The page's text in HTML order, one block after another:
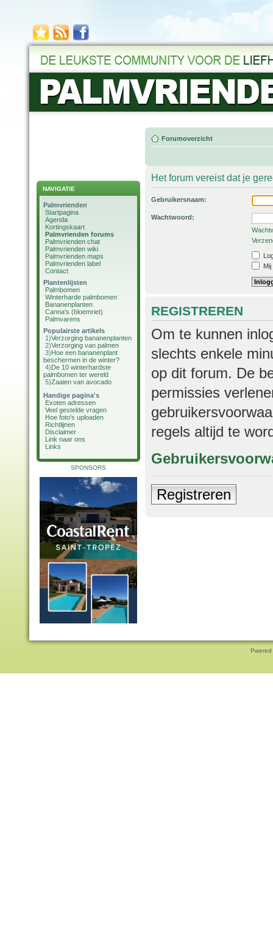
NAVIGATIE
Palmvrienden
Startpagina
Agenda
Kortingskaart
Palmvrienden forums
Palmvrienden chat
Palmvrienden wiki
Palmvrienden maps
Palmvrienden label
Contact
Plantenlijsten
Palmbomen
Winterharde palmbomen
Bananenplanten
Canna's (bloemriet)
Palmvarens
Populairste artikels
1)Verzorging bananenplanten
2)Verzorging van palmen
3)Hoe een bananenplant
beschermen in de winter?
4)De 10 winterhardste
palmbomen ter wereld
5)Zaaien van avocado
Handige pagina's
Exoten adressen
Veel gestelde vragen
Hoe foto's uploaden
Richtlijnen
Disclaimer
Link naar ons
Links
SPONSORS
Forumoverzicht
Het forum vereist dat je
Gebruikersnaam:
Wachtwoord:
REGISTREREN
Om te kunnen
slechts enkele
op dit forum. De
permissies
regels altijd te
Registreren